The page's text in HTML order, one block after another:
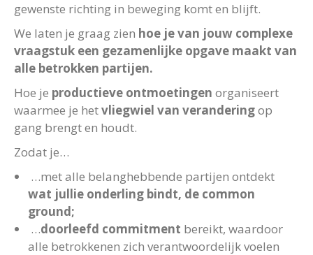
gewenste richting in beweging komt en blijft.
We laten je graag zien hoe je van jouw complexe
vraagstuk een gezamenlijke opgave maakt van
alle betrokken partijen.
Hoe je productieve ontmoetingen organiseert
waarmee je hetvliegwiel van veranderingop
gang brengt en houdt.
Zodat je…
…met alle belanghebbende partijen ontdekt
wat jullie onderling bindt, de common
ground;
…doorleefd commitment bereikt, waardoor
alle betrokkenen zich verantwoordelijk voelen